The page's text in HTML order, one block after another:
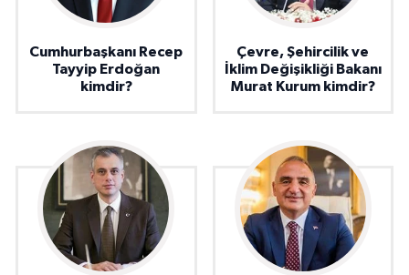
Cumhurbaşkanı Recep
Tayyip Erdoğan
kimdir?
Çevre, Şehircilik ve
İklim Değişikliği Bakanı
Murat Kurum kimdir?